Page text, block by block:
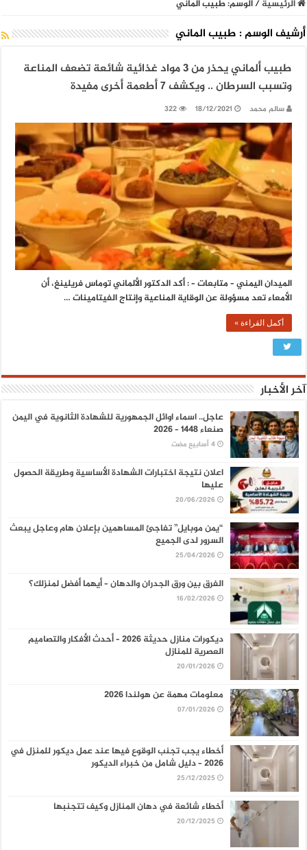
الرئيسية/الوسم:طبيب الماني
أرشيف الوسم : طبيب الماني
طبيب ألماني يحذر من 3 مواد غذائية شائعة تضعف المناعة
وتسبب السرطان .. ويكشف 7 أطعمة أخرى مفيدة
سالم محمد 18/12/2021
322
الميدان اليمني – متابعات – : أكد الدكتور الألماني توماس فريلينغ، أن
الأمعاء تعد مسؤولة عن الوقاية المناعية وإنتاج الفيتامينات …
أكمل القراءة »
آخر الأخبار
عاجل.. اسماء اوائل الجمهورية للشهادة الثانوية في اليمن
صنعاء 1448 – 2026
اعلان نتيجة اختبارات الشهادة الأساسية وطريقة الحصول
عليها
20/06/2026
“يمن موبايل” تفاجئ المساهمين بإعلان هام وعاجل يبعث
السرور لدى الجميع
25/04/2026
الفرق بين ورق الجدران والدهان – أيهما أفضل لمنزلك؟
16/02/2026
ديكورات منازل حديثة 2026 – أحدث الأفكار والتصاميم
العصرية للمنازل
20/01/2026
معلومات مهمة عن هولندا 2026
07/01/2026
أخطاء يجب تجنب الوقوع فيها عند عمل ديكور للمنزل في
2026 – دليل شامل من خبراء الديكور
25/12/2025
أخطاء شائعة في دهان المنازل وكيف تتجنبها
20/12/2025